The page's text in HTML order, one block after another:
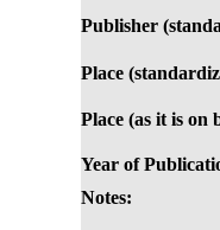
Publisher
Place
Place (as it is on
Year of
Notes: